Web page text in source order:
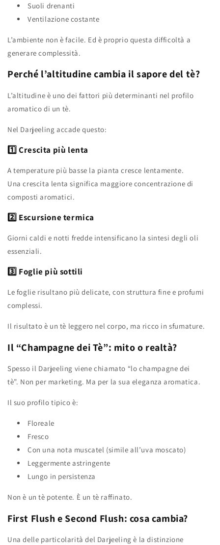
Suoli drenanti
Ventilazione costante
L’ambiente non è facile. Ed è proprio questa difficoltà a
generare complessità.
Perché l’altitudine cambia il sapore del tè?
L’altitudine è uno dei fattori più determinanti nel profilo
aromatico di un tè.
Nel Darjeeling accade questo:
1️⃣ Crescita più lenta
A temperature più basse la pianta cresce lentamente.
Una crescita lenta significa maggiore concentrazione di
composti aromatici.
2️⃣ Escursione termica
Giorni caldi e notti fredde intensificano la sintesi degli oli
essenziali.
3️⃣ Foglie più sottili
Le foglie risultano più delicate, con struttura fine e profumi
complessi.
Il risultato è un tè leggero nel corpo, ma ricco in sfumature.
Il “Champagne dei Tè”: mito o realtà?
Spesso il Darjeeling viene chiamato “lo champagne dei
tè”. Non per marketing. Ma per la sua eleganza aromatica.
Il suo profilo tipico è:
Floreale
Fresco
Con una nota muscatel (simile all’uva moscato)
Leggermente astringente
Lungo in persistenza
Non è un tè potente. È un tè raffinato.
First Flush e Second Flush: cosa cambia?
Una delle particolarità del Darjeeling è la distinzione